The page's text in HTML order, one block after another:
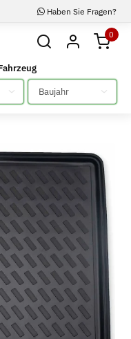
Haben Sie Fragen?
0
Bitte auswählen